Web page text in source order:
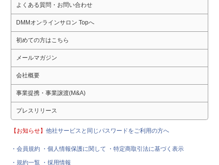
よくある質問・お問い合わせ
DMMオンラインサロン Topへ
初めての方はこちら
メールマガジン
会社概要
事業提携・事業譲渡(M&A)
プレスリリース
【お知らせ】他社サービスと同じパスワードをご利用の方へ
・会員規約 ・個人情報保護に関して
・特定商取引法に基づく表示
・規約一覧 ・採用情報